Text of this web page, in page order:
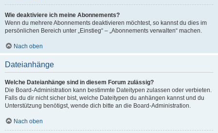
Wie deaktiviere ich meine Abonnements?
Wenn du mehrere Abonnements deaktivieren möchtest, so kannst du dies im
persönlichen Bereich unter „Einstieg“ – „Abonnements verwalten“ machen.
Nach oben
Dateianhänge
Welche Dateianhänge sind in diesem Forum zulässig?
Die Board-Administration kann bestimmte Dateitypen zulassen oder verbieten.
Falls du dir nicht sicher bist, welche Dateitypen du anhängen kannst und du
Unterstützung benötigst, wende dich bitte an die Board-Administration.
Nach oben